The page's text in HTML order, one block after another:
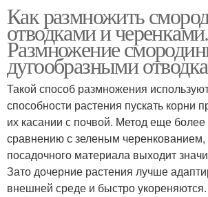
Как размножить
отводками и черенками.
Размножение
дугообразными
Такой способ размножения
способности растения пускать корни
их касании с почвой. Метод еще
сравнению с зеленым черенкованием,
посадочного материала выходит
Зато дочерние растения лучше
внешней среде и быстро укореняются.